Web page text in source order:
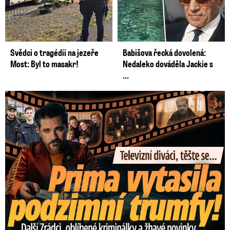
Svědci o tragédii na jezeře
Most: Byl to masakr!
Babišova řecká dovolená:
Nedaleko dováděla Jackie s
...
Prima vytasila podzimní trumfy! Další Zrádci a žhavé novinky